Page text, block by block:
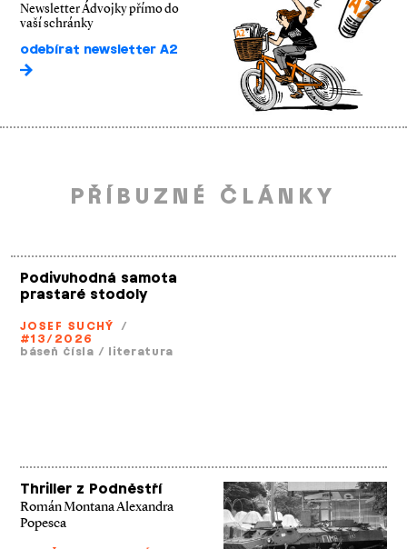
Newsletter Ádvojky přímo do
vaší schránky
odebírat newsletter A2
PŘÍBUZNÉ ČLÁNKY
Podivuhodná samota
prastaré stodoly
JOSEF SUCHÝ /
#13/2026
báseň čísla / literatura
Thriller z Podněstří
Román Montana Alexandra
Popesca